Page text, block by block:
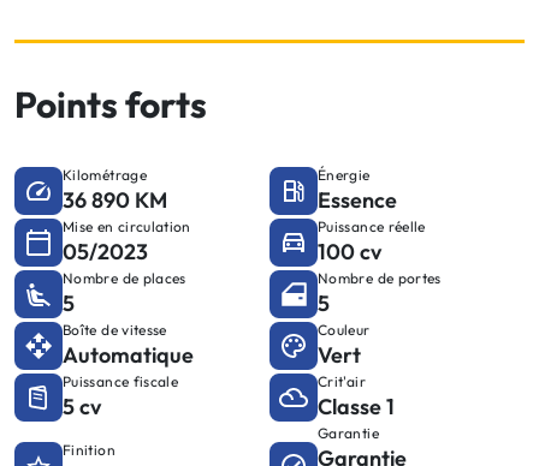
Points forts
Kilométrage
36 890 KM
Énergie
Essence
Mise en circulation
05/2023
Puissance réelle
100 cv
Nombre de places
5
Nombre de portes
5
Boîte de vitesse
Automatique
Couleur
Vert
Puissance fiscale
5 cv
Crit'air
Classe 1
Finition
Garantie
Garantie